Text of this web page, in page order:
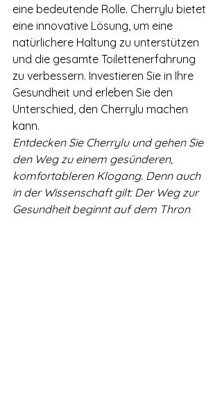
eine bedeutende Rolle. Cherrylu bietet
eine innovative Lösung, um eine
natürlichere Haltung zu unterstützen
und die gesamte Toilettenerfahrung
zu verbessern. Investieren Sie in Ihre
Gesundheit und erleben Sie den
Unterschied, den Cherrylu machen
kann.
Entdecken Sie Cherrylu und gehen Sie
den Weg zu einem gesünderen,
komfortableren Klogang. Denn auch
in der Wissenschaft gilt: Der Weg zur
Gesundheit beginnt auf dem Thron